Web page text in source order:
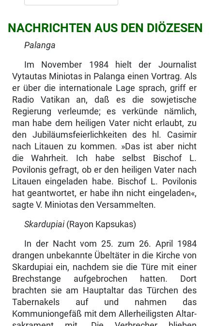
NACHRICHTEN AUS DEN DIÖZESEN
Palanga
Im November 1984 hielt der Journalist
Vytautas Miniotas in Palanga einen Vortrag. Als
er über die internationale Lage sprach, griff er
Radio Vatikan an, daß es die sowjetische
Regierung verleumde; es verkünde nämlich,
man habe dem heiligen Vater nicht erlaubt, zu
den Jubiläumsfeierlichkeiten des hl. Casimir
nach Litauen zu kommen. »Das ist aber nicht
die Wahrheit. Ich habe selbst Bischof L.
Povilonis gefragt, ob er den heiligen Vater nach
Li­tauen eingeladen habe. Bischof L. Povilonis
hat geantwortet, er habe ihn nicht eingeladen«,
sagte V. Miniotas den Versammelten.
Skardupiai (Rayon Kapsukas)
In der Nacht vom 25. zum 26. April 1984
drangen unbekannte Übeltäter in die Kirche von
Skardupiai ein, nachdem sie die Türe mit einer
Brechstange aufgebrochen hatten. Dort
brachten sie am Hauptaltar das Türchen des
Taber­nakels auf und nahmen das
Kommuniongefäß mit dem Allerheiligsten Altar­